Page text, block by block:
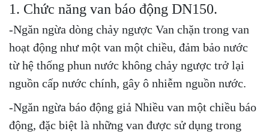
1. Chức năng van báo động DN150.
-Ngăn ngừa dòng chảy ngược Van chặn trong van
hoạt động như một van một chiều, đảm bảo nước
từ hệ thống phun nước không chảy ngược trở lại
nguồn cấp nước chính, gây ô nhiễm nguồn nước.
-Ngăn ngừa báo động giả Nhiều van một chiều báo
động, đặc biệt là những van được sử dụng trong